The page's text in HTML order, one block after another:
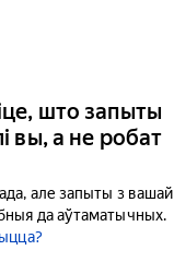
што запыты
вы, а не робат
але запыты з вашай
да аўтаматычных.